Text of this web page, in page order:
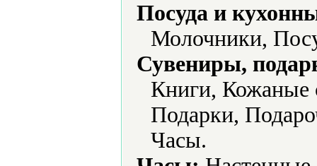
Посуда и
Молочники,
Сувениры,
Книги, Кожаные
Подарки,
Часы.